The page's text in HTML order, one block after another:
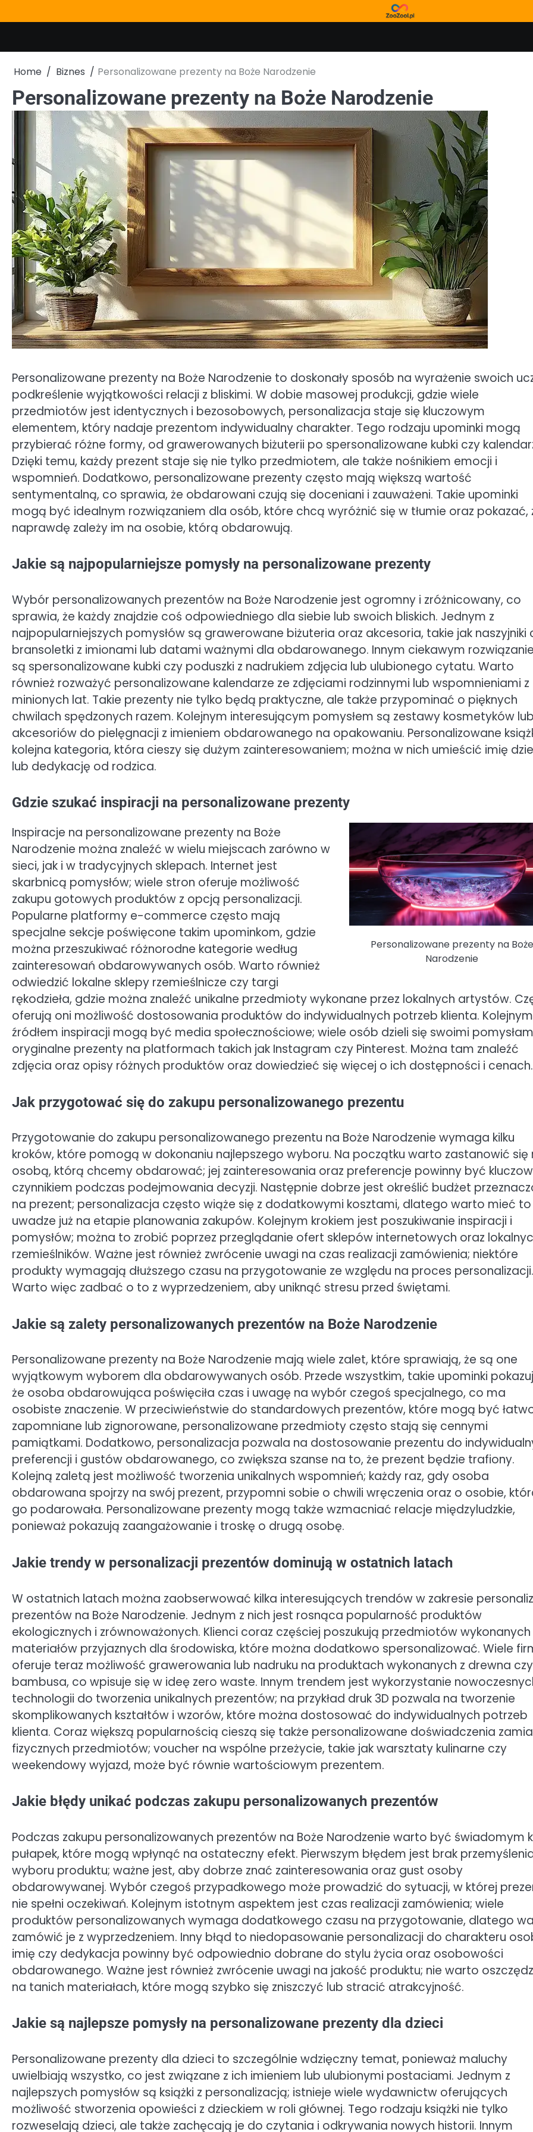
to
Home Biznes Personalizowane prezenty na Boże Narodzenie
Personalizowane prezenty na Boże Narodzenie
Personalizowane prezenty na Boże Narodzenie to doskonały sposób na wyrażenie swoich
podkreślenie wyjątkowości relacji z bliskimi. W dobie masowej produkcji, gdzie wiele
przedmiotów jest identycznych i bezosobowych, personalizacja staje się kluczowym
elementem, który nadaje prezentom indywidualny charakter. Tego rodzaju upominki mogą
przybierać różne formy, od grawerowanych biżuterii po spersonalizowane kubki czy
Dzięki temu, każdy prezent staje się nie tylko przedmiotem, ale także nośnikiem emocji i
wspomnień. Dodatkowo, personalizowane prezenty często mają większą wartość
sentymentalną, co sprawia, że obdarowani czują się doceniani i zauważeni. Takie upominki
mogą być idealnym rozwiązaniem dla osób, które chcą wyróżnić się w tłumie oraz pokazać,
naprawdę zależy im na osobie, którą obdarowują.
Jakie są najpopularniejsze pomysły na personalizowane prezenty
Wybór personalizowanych prezentów na Boże Narodzenie jest ogromny i zróżnicowany, co
sprawia, że każdy znajdzie coś odpowiedniego dla siebie lub swoich bliskich. Jednym z
najpopularniejszych pomysłów są grawerowane biżuteria oraz akcesoria, takie jak naszyjniki
bransoletki z imionami lub datami ważnymi dla obdarowanego. Innym ciekawym
są spersonalizowane kubki czy poduszki z nadrukiem zdjęcia lub ulubionego cytatu. Warto
również rozważyć personalizowane kalendarze ze zdjęciami rodzinnymi lub wspomnieniami z
minionych lat. Takie prezenty nie tylko będą praktyczne, ale także przypominać o pięknych
chwilach spędzonych razem. Kolejnym interesującym pomysłem są zestawy kosmetyków lub
akcesoriów do pielęgnacji z imieniem obdarowanego na opakowaniu. Personalizowane
kolejna kategoria, która cieszy się dużym zainteresowaniem; można w nich umieścić imię
lub dedykację od rodzica.
Gdzie szukać inspiracji na personalizowane prezenty
Personalizowane prezenty na Boże
Narodzenie
Inspiracje na personalizowane prezenty na Boże
Narodzenie można znaleźć w wielu miejscach zarówno w
sieci, jak i w tradycyjnych sklepach. Internet jest
skarbnicą pomysłów; wiele stron oferuje możliwość
zakupu gotowych produktów z opcją personalizacji.
Popularne platformy e-commerce często mają
specjalne sekcje poświęcone takim upominkom, gdzie
można przeszukiwać różnorodne kategorie według
zainteresowań obdarowywanych osób. Warto również
odwiedzić lokalne sklepy rzemieślnicze czy targi
rękodzieła, gdzie można znaleźć unikalne przedmioty wykonane przez lokalnych artystów.
oferują oni możliwość dostosowania produktów do indywidualnych potrzeb klienta. Kolejnym
źródłem inspiracji mogą być media społecznościowe; wiele osób dzieli się swoimi
oryginalne prezenty na platformach takich jak Instagram czy Pinterest. Można tam znaleźć
zdjęcia oraz opisy różnych produktów oraz dowiedzieć się więcej o ich dostępności i cenach.
Jak przygotować się do zakupu personalizowanego prezentu
Przygotowanie do zakupu personalizowanego prezentu na Boże Narodzenie wymaga kilku
kroków, które pomogą w dokonaniu najlepszego wyboru. Na początku warto zastanowić się
osobą, którą chcemy obdarować; jej zainteresowania oraz preferencje powinny być
czynnikiem podczas podejmowania decyzji. Następnie dobrze jest określić budżet
na prezent; personalizacja często wiąże się z dodatkowymi kosztami, dlatego warto mieć
uwadze już na etapie planowania zakupów. Kolejnym krokiem jest poszukiwanie inspiracji i
pomysłów; można to zrobić poprzez przeglądanie ofert sklepów internetowych oraz
rzemieślników. Ważne jest również zwrócenie uwagi na czas realizacji zamówienia; niektóre
produkty wymagają dłuższego czasu na przygotowanie ze względu na proces personalizacji.
Warto więc zadbać o to z wyprzedzeniem, aby uniknąć stresu przed świętami.
Jakie są zalety personalizowanych prezentów na Boże Narodzenie
Personalizowane prezenty na Boże Narodzenie mają wiele zalet, które sprawiają, że są one
wyjątkowym wyborem dla obdarowywanych osób. Przede wszystkim, takie upominki
że osoba obdarowująca poświęciła czas i uwagę na wybór czegoś specjalnego, co ma
osobiste znaczenie. W przeciwieństwie do standardowych prezentów, które mogą być
zapomniane lub zignorowane, personalizowane przedmioty często stają się cennymi
pamiątkami. Dodatkowo, personalizacja pozwala na dostosowanie prezentu do
preferencji i gustów obdarowanego, co zwiększa szanse na to, że prezent będzie trafiony.
Kolejną zaletą jest możliwość tworzenia unikalnych wspomnień; każdy raz, gdy osoba
obdarowana spojrzy na swój prezent, przypomni sobie o chwili wręczenia oraz o osobie,
go podarowała. Personalizowane prezenty mogą także wzmacniać relacje międzyludzkie,
ponieważ pokazują zaangażowanie i troskę o drugą osobę.
Jakie trendy w personalizacji prezentów dominują w ostatnich latach
W ostatnich latach można zaobserwować kilka interesujących trendów w zakresie
prezentów na Boże Narodzenie. Jednym z nich jest rosnąca popularność produktów
ekologicznych i zrównoważonych. Klienci coraz częściej poszukują przedmiotów wykonanych
materiałów przyjaznych dla środowiska, które można dodatkowo spersonalizować. Wiele
oferuje teraz możliwość grawerowania lub nadruku na produktach wykonanych z drewna czy
bambusa, co wpisuje się w ideę zero waste. Innym trendem jest wykorzystanie
technologii do tworzenia unikalnych prezentów; na przykład druk 3D pozwala na tworzenie
skomplikowanych kształtów i wzorów, które można dostosować do indywidualnych potrzeb
klienta. Coraz większą popularnością cieszą się także personalizowane doświadczenia
fizycznych przedmiotów; voucher na wspólne przeżycie, takie jak warsztaty kulinarne czy
weekendowy wyjazd, może być równie wartościowym prezentem.
Jakie błędy unikać podczas zakupu personalizowanych prezentów
Podczas zakupu personalizowanych prezentów na Boże Narodzenie warto być świadomym
pułapek, które mogą wpłynąć na ostateczny efekt. Pierwszym błędem jest brak
wyboru produktu; ważne jest, aby dobrze znać zainteresowania oraz gust osoby
obdarowywanej. Wybór czegoś przypadkowego może prowadzić do sytuacji, w której
nie spełni oczekiwań. Kolejnym istotnym aspektem jest czas realizacji zamówienia; wiele
produktów personalizowanych wymaga dodatkowego czasu na przygotowanie, dlatego
zamówić je z wyprzedzeniem. Inny błąd to niedopasowanie personalizacji do charakteru
imię czy dedykacja powinny być odpowiednio dobrane do stylu życia oraz osobowości
obdarowanego. Ważne jest również zwrócenie uwagi na jakość produktu; nie warto
na tanich materiałach, które mogą szybko się zniszczyć lub stracić atrakcyjność.
Jakie są najlepsze pomysły na personalizowane prezenty dla dzieci
Personalizowane prezenty dla dzieci to szczególnie wdzięczny temat, ponieważ maluchy
uwielbiają wszystko, co jest związane z ich imieniem lub ulubionymi postaciami. Jednym z
najlepszych pomysłów są książki z personalizacją; istnieje wiele wydawnictw oferujących
możliwość stworzenia opowieści z dzieckiem w roli głównej. Tego rodzaju książki nie tylko
rozweselają dzieci, ale także zachęcają je do czytania i odkrywania nowych historii. Innym